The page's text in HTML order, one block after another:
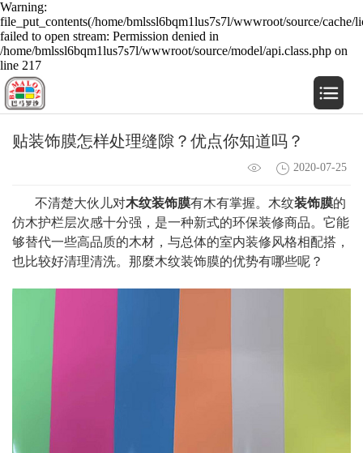
Warning:
file_put_contents(/home/bmlssl6bqm1lus7s7l/wwwroot/source/cache/
failed to open stream: Permission denied in
/home/bmlssl6bqm1lus7s7l/wwwroot/source/model/api.class.php on
line 217
贴装饰膜怎样处理缝隙？优点你知道吗？
2020-07-25
不清楚大伙儿对木纹装饰膜有木有掌握。木纹装饰膜的
仿木护栏层次感十分强，是一种新式的环保装修商品。它能
够替代一些高品质的木材，与总体的室内装修风格相配搭，
也比较好清理清洗。那麼木纹装饰膜的优势有哪些呢？